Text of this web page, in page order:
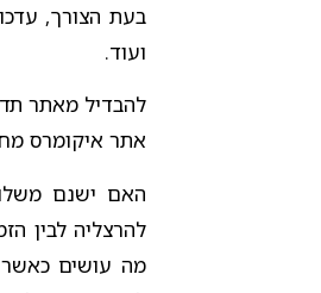
בעת הצורך,
ועוד.
להבדיל מאתר
אתר איקומרס
האם ישנם
להרצליה לבין
מה עושים